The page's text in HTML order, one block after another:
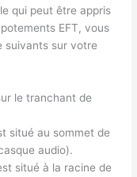
qui peut être appris
EFT, vous
suivants sur votre
le tranchant de
situé au sommet de
audio).
situé à la racine de